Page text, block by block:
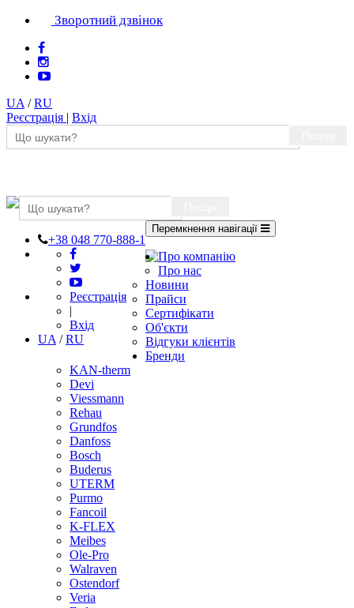
Зворотний дзвінок
UA /RU
Реєстрація | Вхід
+38 048 770-888-1
Реєстрація
|
Вхід
UA /RU
Перемкнення навігації
Про компанію
Про нас
Новини
Прайси
Сертифікати
Об'єкти
Відгуки клієнтів
Бренди
KAN-therm
Devi
Viessmann
Rehau
Grundfos
Danfoss
Bosch
Buderus
UTERM
Purmo
Fancoil
K-FLEX
Meibes
Ole-Pro
Walraven
Ostendorf
Veria